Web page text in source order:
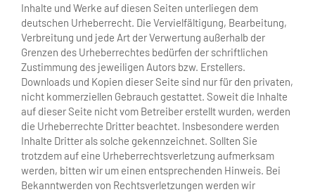
Inhalte und Werke auf diesen Seiten unterliegen dem
deutschen Urheberrecht. Die Vervielfältigung, Bearbeitung,
Verbreitung und jede Art der Verwertung außerhalb der
Grenzen des Urheberrechtes bedürfen der schriftlichen
Zustimmung des jeweiligen Autors bzw. Erstellers.
Downloads und Kopien dieser Seite sind nur für den privaten,
nicht kommerziellen Gebrauch gestattet. Soweit die Inhalte
auf dieser Seite nicht vom Betreiber erstellt wurden, werden
die Urheberrechte Dritter beachtet. Insbesondere werden
Inhalte Dritter als solche gekennzeichnet. Sollten Sie
trotzdem auf eine Urheberrechtsverletzung aufmerksam
werden, bitten wir um einen entsprechenden Hinweis. Bei
Bekanntwerden von Rechtsverletzungen werden wir